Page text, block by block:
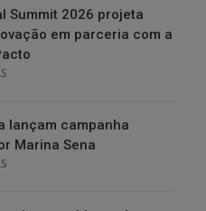
Summit 2026 projeta
em parceria com a
lançam campanha
Marina Sena